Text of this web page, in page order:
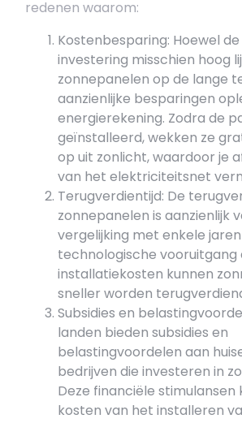
redenen waarom:
Kostenbesparing: Hoewel
investering misschien hoog
zonnepanelen op de lange
aanzienlijke besparingen
energierekening. Zodra de
geïnstalleerd, wekken ze
op uit zonlicht, waardoor je
van het elektriciteitsnet
Terugverdientijd: De
zonnepanelen is aanzienlijk
vergelijking met enkele
technologische vooruitgang
installatiekosten kunnen
sneller worden
Subsidies en
landen bieden subsidies en
belastingvoordelen aan
bedrijven die investeren in
Deze financiële stimulansen
kosten van het installeren